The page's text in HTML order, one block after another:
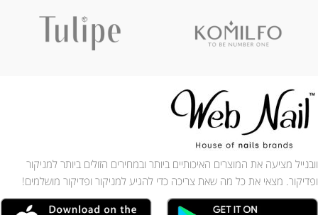
וובנייל מציעה את המוצרים האיכותיים ביותר ובמחירים הזולים ביותר למניקור
ופדיקור. מצאי את כל מה שאת צריכה כדי להגיע למניקור ופדיקור מושלמים!